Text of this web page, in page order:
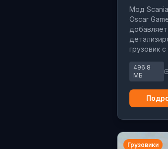
Мод Scania
Oscar
добавляет
грузовик с
скинами и
тюнинга.
496.8
МБ
Грузовики